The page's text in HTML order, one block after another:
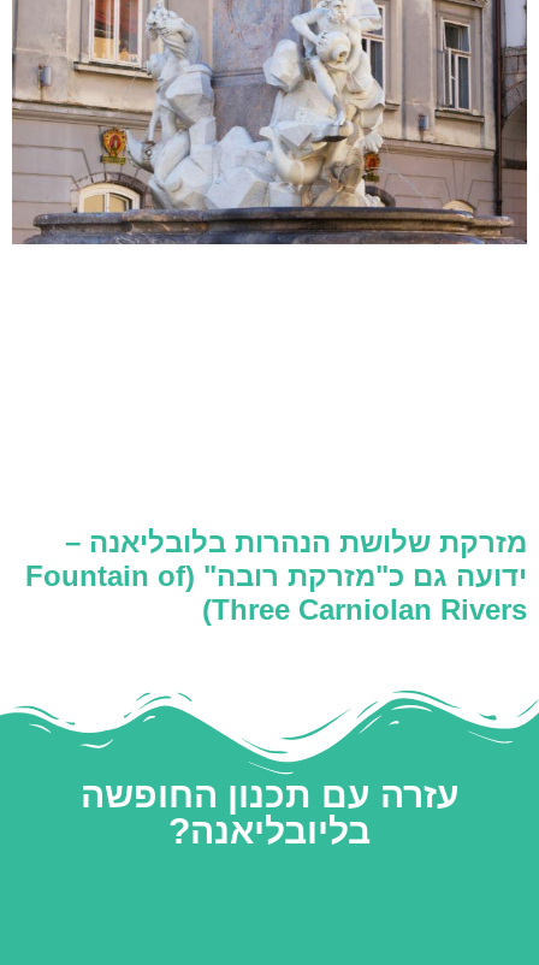
מזרקת שלושת הנהרות בלובליאנה –
ידועה גם כ"מזרקת רובה" (Fountain of
Three Carniolan Rivers)
עזרה עם תכנון החופשה
בליובליאנה?